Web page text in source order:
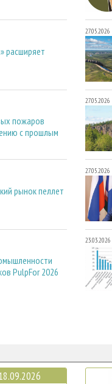
расширяет
пожаров
с прошлым
рынок пеллет
PulpFor 2026
27.05.2026
27.05.2026
27.05.2026
23.03.2026